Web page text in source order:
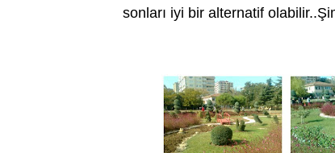
sonları iyi bir alternatif